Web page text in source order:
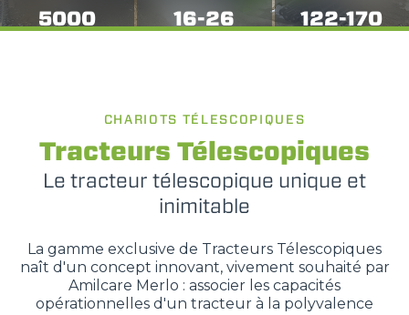
5000 16-26 122-170
CHARIOTS TÉLESCOPIQUES
Tracteurs Télescopiques
Le tracteur télescopique unique et
inimitable
La gamme exclusive de Tracteurs Télescopiques
naît d'un concept innovant, vivement souhaité par
Amilcare Merlo : associer les capacités
opérationnelles d'un tracteur à la polyvalence